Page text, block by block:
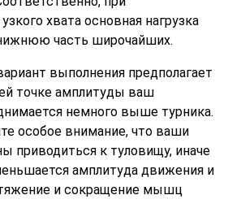
хвата основная нагрузка
часть широчайших.
выполнения предполагает
точке амплитуды ваш
немного выше турника.
особое внимание, что ваши
приводиться к туловищу, иначе
амплитуда движения и
и сокращение мышц